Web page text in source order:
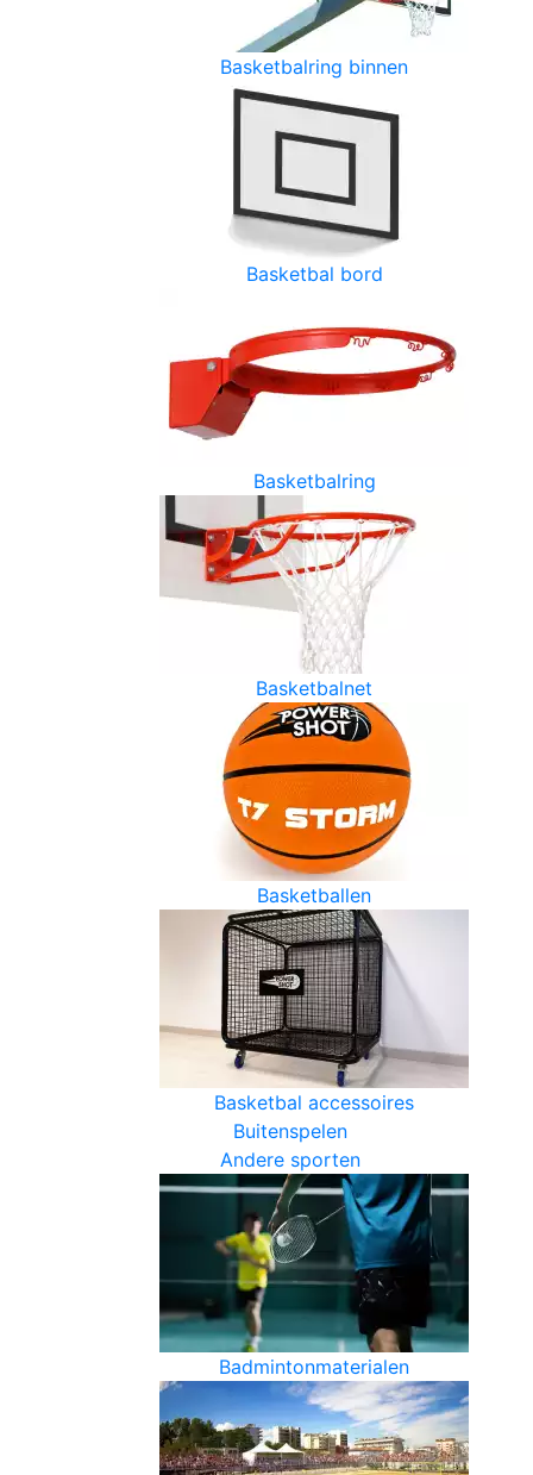
Basketbalring binnen
Basketbal bord
Basketbalring
Basketbalnet
Basketballen
Basketbal accessoires
Buitenspelen
Andere sporten
Badmintonmaterialen